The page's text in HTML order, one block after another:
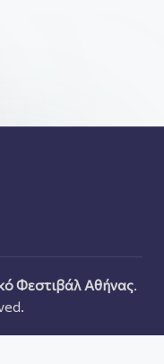
Φεστιβάλ Αθήνας.